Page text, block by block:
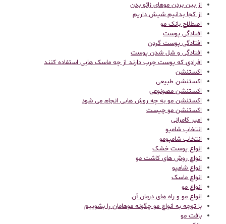
از بین بردن موهای زائو بدن
از کجا بدانیم شپش داریم
اصطلاح بانک مو
افتادگی پوست
افتادگی پوست گردن
افتادگی و شل شدن پوست
افرادی که پوست چرب دارند از چه ماسک هایی استفاده کنند
اکستنشن
اکستنشن طبیعی
اکستنشن مصونوعی
اکستنشن مو به چه روش هایی انجام می شود
اکستنشن مو چیست
امیر کامرانی
انتخاب شامپو
انتخاب شامپومو
انواع پوست خشک
انواع روش های کاشت مو
انواع شامپو
انواع ماسک
انواع مو
انواع مو و راه های درمان آن
با توجه به انواع مو چگونه موهامان را بشوییم
بافت مو